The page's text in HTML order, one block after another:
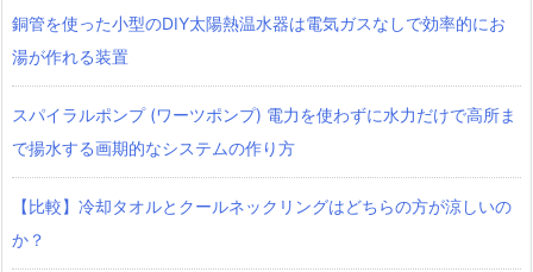
銅管を使った小型のDIY太陽熱温水器は電気ガスなしで効率的にお
湯が作れる装置
スパイラルポンプ (ワーツポンプ) 電力を使わずに水力だけで高所ま
で揚水する画期的なシステムの作り方
【比較】冷却タオルとクールネックリングはどちらの方が涼しいの
か？